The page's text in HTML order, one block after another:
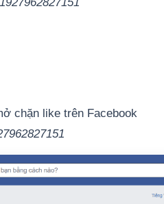
chặn like trên Facebook